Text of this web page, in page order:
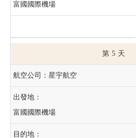
富國國際機場
5
星宇航空
富國國際機場